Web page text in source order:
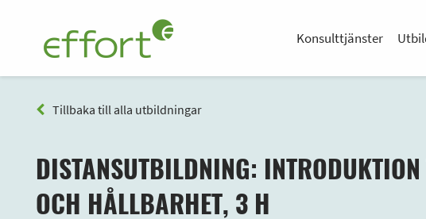
Konsulttjänster
Tillbaka till alla utbildningar
DISTANSUTBILDNING:
OCH HÅLLBARHET, 3 H